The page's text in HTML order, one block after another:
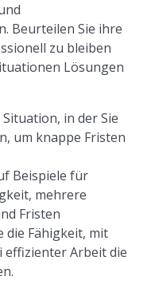
Beurteilen Sie ihre
zu bleiben
Lösungen
in der Sie
um knappe Fristen
Beispiele für
mehrere
Fristen
die Fähigkeit, mit
effizienter Arbeit die